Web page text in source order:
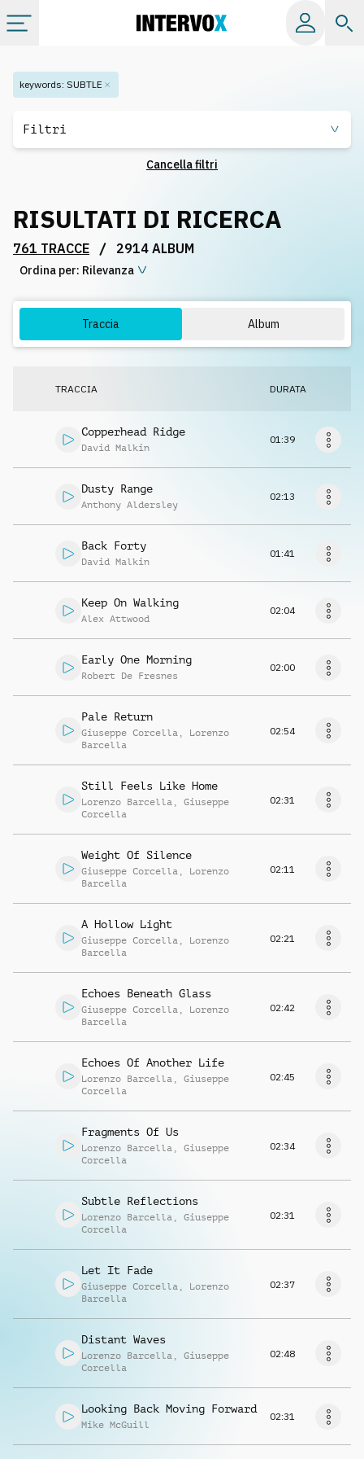
Categorie
Playlist
Licenze
keywords: SUBTLE
Filtri
Cancella filtri
RISULTATI DI RICERCA
761 TRACCE / 2914 ALBUM
Ordina per: Rilevanza
Traccia Album
TRACCIA DURATA
Copperhead Ridge
David Malkin
01:39
Dusty Range
Anthony Aldersley
02:13
Back Forty
David Malkin
01:41
Keep On Walking
Alex Attwood
02:04
Early One Morning
Robert De Fresnes
02:00
Pale Return
Giuseppe Corcella , Lorenzo
Barcella
02:54
Still Feels Like Home
Lorenzo Barcella , Giuseppe
Corcella
02:31
Weight Of Silence
Giuseppe Corcella , Lorenzo
Barcella
02:11
A Hollow Light
Giuseppe Corcella , Lorenzo
Barcella
02:21
Echoes Beneath Glass
Giuseppe Corcella , Lorenzo
Barcella
02:42
Echoes Of Another Life
Lorenzo Barcella , Giuseppe
Corcella
02:45
Fragments Of Us
Lorenzo Barcella , Giuseppe
Corcella
02:34
Subtle Reflections
Lorenzo Barcella , Giuseppe
Corcella
02:31
Let It Fade
Giuseppe Corcella , Lorenzo
Barcella
02:37
Distant Waves
Lorenzo Barcella , Giuseppe
Corcella
02:48
Looking Back Moving Forward
Mike McGuill
02:31